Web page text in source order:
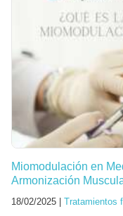
Miomodulación en
Armonización
18/02/2025 | Tratamientos